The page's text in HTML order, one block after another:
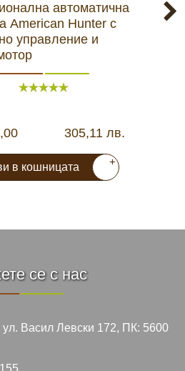
автоматична
American Hunter с
управление и
305,11 лв.
в кошницата +
се с нас
ул. Васил Левски 172, ПК: 5600